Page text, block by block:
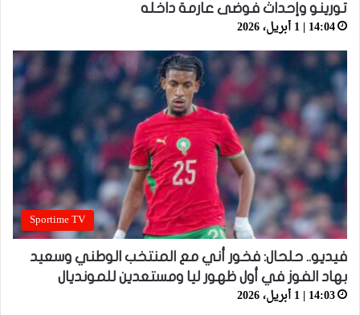
تورينو وإحداث فوضى عارمة داخله
14:04 | 1 أبريل، 2026
Sportime TV
فيديو.. حلحال: فخور أني مع المنتخب الوطني وسعيد
بهاد الفوز في أول ظهور ليا ومستعدين للمونديال
14:03 | 1 أبريل، 2026